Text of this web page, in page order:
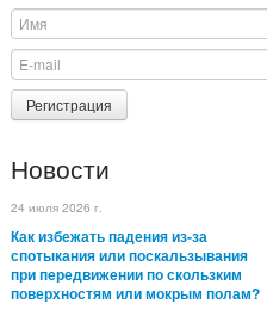
Регистрация
Новости
24 июля 2026 г.
Как избежать падения из-за
спотыкания или поскальзывания
при передвижении по скользким
поверхностям или мокрым полам?